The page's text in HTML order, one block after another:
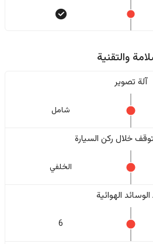
والتقنية
آلة تصوير
شامل
خلال ركن السيارة
الخلفي
الهوائية
6